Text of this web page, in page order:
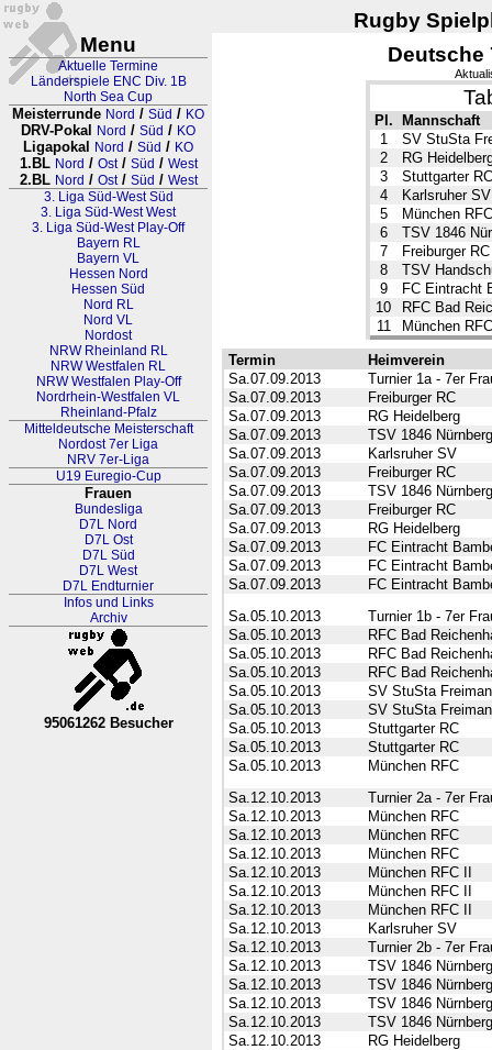
Rugby
Menu
Aktuelle Termine
Länderspiele ENC Div. 1B
North Sea Cup
Meisterrunde Nord / Süd / KO
DRV-Pokal Nord / Süd / KO
Ligapokal Nord / Süd / KO
1.BL Nord / Ost/ Süd / West
2.BL Nord / Ost/ Süd / West
3. Liga Süd-West Süd
3. Liga Süd-West West
3. Liga Süd-West Play-Off
Bayern RL
Bayern VL
Hessen Nord
Hessen Süd
Nord RL
Nord VL
Nordost
NRW Rheinland RL
NRW Westfalen RL
NRW Westfalen Play-Off
Nordrhein-Westfalen VL
Rheinland-Pfalz
Mitteldeutsche Meisterschaft
Nordost 7er Liga
NRV 7er-Liga
U19 Euregio-Cup
Frauen
Bundesliga
D7L Nord
D7L Ost
D7L Süd
D7L West
D7L Endturnier
Infos und Links
Archiv
95061262 Besucher
Deutsche
Pl.
Mannschaft
1
SV StuSta
2
RG
3
Stuttgarter RC
4
Karlsruher SV
5
München RFC
6
TSV 1846
7
Freiburger RC
8
TSV
9
FC Eintracht
10
RFC Bad
11
München
Termin
Heimverein
Sa.07.09.2013
Turnier 1a - 7er
Sa.07.09.2013
Freiburger RC
Sa.07.09.2013
RG Heidelberg
Sa.07.09.2013
TSV 1846 Nürnberg
Sa.07.09.2013
Karlsruher SV
Sa.07.09.2013
Freiburger RC
Sa.07.09.2013
TSV 1846 Nürnberg
Sa.07.09.2013
Freiburger RC
Sa.07.09.2013
RG Heidelberg
Sa.07.09.2013
FC Eintracht
Sa.07.09.2013
FC Eintracht
Sa.07.09.2013
FC Eintracht
Sa.05.10.2013
Turnier 1b - 7er
Sa.05.10.2013
RFC Bad
Sa.05.10.2013
RFC Bad
Sa.05.10.2013
RFC Bad
Sa.05.10.2013
SV StuSta
Sa.05.10.2013
SV StuSta
Sa.05.10.2013
Stuttgarter RC
Sa.05.10.2013
Stuttgarter RC
Sa.05.10.2013
München RFC
Sa.12.10.2013
Turnier 2a - 7er
Sa.12.10.2013
München RFC
Sa.12.10.2013
München RFC
Sa.12.10.2013
München RFC
Sa.12.10.2013
München RFC II
Sa.12.10.2013
München RFC II
Sa.12.10.2013
München RFC II
Sa.12.10.2013
Karlsruher SV
Sa.12.10.2013
Turnier 2b - 7er
Sa.12.10.2013
TSV 1846 Nürnberg
Sa.12.10.2013
TSV 1846 Nürnberg
Sa.12.10.2013
TSV 1846 Nürnberg
Sa.12.10.2013
TSV 1846 Nürnberg
Sa.12.10.2013
RG Heidelberg